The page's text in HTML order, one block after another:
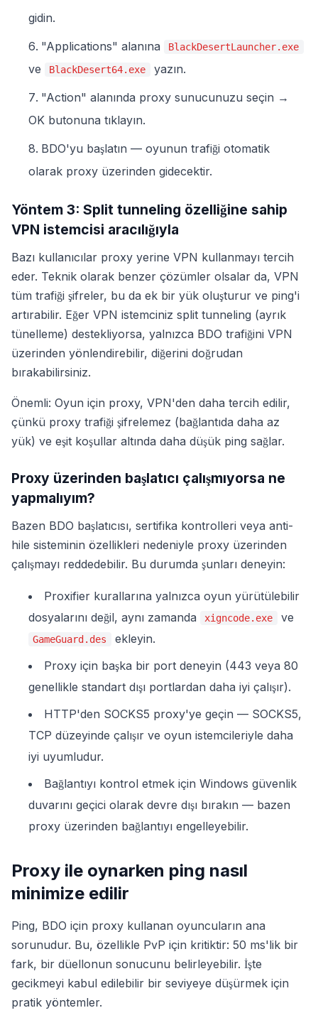
gidin.
"Applications" alanına
BlackDesertLauncher.exe
ve BlackDesert64.exe
yazın.
"Action" alanında proxy sunucunuzu seçin →
OK butonuna tıklayın.
BDO'yu başlatın — oyunun trafiği otomatik
olarak proxy üzerinden gidecektir.
Yöntem 3: Split tunneling özelliğine sahip
VPN istemcisi aracılığıyla
Bazı kullanıcılar proxy yerine VPN kullanmayı tercih
eder. Teknik olarak benzer çözümler olsalar da, VPN
tüm trafiği şifreler, bu da ek bir yük oluşturur ve ping'i
artırabilir. Eğer VPN istemciniz split tunneling (ayrık
tünelleme) destekliyorsa, yalnızca BDO trafiğini VPN
üzerinden yönlendirebilir, diğerini doğrudan
bırakabilirsiniz.
Önemli: Oyun için proxy, VPN'den daha tercih edilir,
çünkü proxy trafiği şifrelemez (bağlantıda daha az
yük) ve eşit koşullar altında daha düşük ping sağlar.
Proxy üzerinden başlatıcı çalışmıyorsa ne
yapmalıyım?
Bazen BDO başlatıcısı, sertifika kontrolleri veya anti-
hile sisteminin özellikleri nedeniyle proxy üzerinden
çalışmayı reddedebilir. Bu durumda şunları deneyin:
Proxifier kurallarına yalnızca oyun yürütülebilir
dosyalarını değil, aynı zamanda
xigncode.exe ve
GameGuard.des
ekleyin.
Proxy için başka bir port deneyin (443 veya 80
genellikle standart dışı portlardan daha iyi çalışır).
HTTP'den SOCKS5 proxy'ye geçin — SOCKS5,
TCP düzeyinde çalışır ve oyun istemcileriyle daha
iyi uyumludur.
Bağlantıyı kontrol etmek için Windows güvenlik
duvarını geçici olarak devre dışı bırakın — bazen
proxy üzerinden bağlantıyı engelleyebilir.
Proxy ile oynarken ping nasıl
minimize edilir
Ping, BDO için proxy kullanan oyuncuların ana
sorunudur. Bu, özellikle PvP için kritiktir: 50 ms'lik bir
fark, bir düellonun sonucunu belirleyebilir. İşte
gecikmeyi kabul edilebilir bir seviyeye düşürmek için
pratik yöntemler.